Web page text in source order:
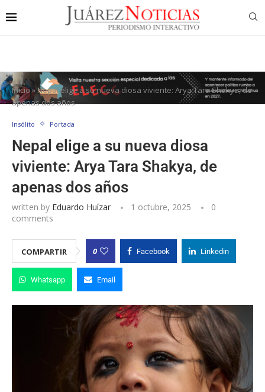
Inicio»Nepal elige a su nueva diosa viviente: Arya Tara Shakya, de
apenas dos años
Insólito Portada
Nepal elige a su nueva diosa
viviente: Arya Tara Shakya, de
apenas dos años
written by Eduardo Huízar 1 octubre, 2025
0
comments
COMPARTIR 0 Facebook Linkedin
Whatsapp Email